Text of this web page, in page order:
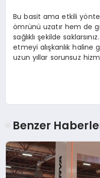
Bu basit ama etkili
ömrünü uzatır hem de
sağlıklı şekilde
etmeyi alışkanlık haline
uzun yıllar sorunsuz
Benzer